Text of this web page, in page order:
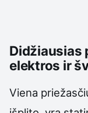
Didžiausias
elektros ir
Viena